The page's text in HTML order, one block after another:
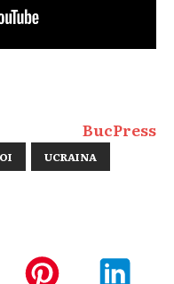
BucPress
UCRAINA